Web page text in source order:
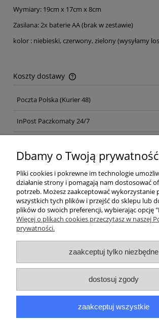
Wymiary: 19cm x 17cm x 8cm
Zasilana: 2x baterie AA (brak w zestawie)
kolor : niebieski, czerwony, zielony (wysyłamy
Koszty dostawy
Cena nie zawiera ewentualnych kosztów
Poczta Polska (Kurier 48)
InPost Paczkomaty 24/7
Pomoc
Moje konto
Płatności i dostawa
Informacje
O nas
Dbamy o Twoją prywatność
Pliki cookies i pokrewne im technologie
działanie strony i pomagają nam dostosować
potrzeb. Możesz zaakceptować wykorzystanie
wszystkich tych plików i przejść do sklepu lub
plików do swoich preferencji, wybierając opcję
Więcej o plikach cookies przeczytasz w naszej
prywatności.
zaakceptuj tylko niezbędne
dostosuj zgody
zaakceptuj wszystkie